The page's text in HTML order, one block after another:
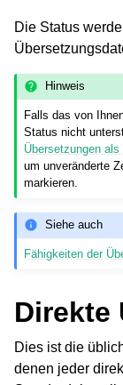
Die Status
Hinweis
Falls das von
Status nicht
Übersetzungen als
um unveränderte
markieren.
Siehe auch
Fähigkeiten der
Direkte
Dies ist die
denen jeder